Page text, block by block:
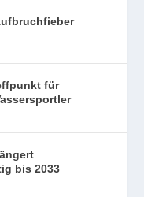
für
bis 2033